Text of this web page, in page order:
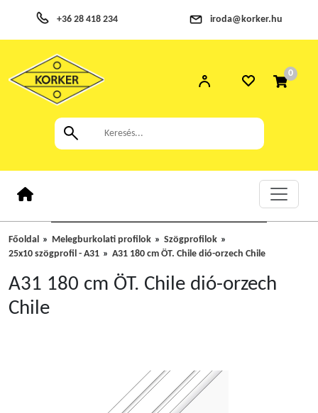
+36 28 418 234 iroda@korker.hu
0
Főoldal Melegburkolati profilok
Szögprofilok
25x10 szögprofil - A31
A31 180 cm ÖT. Chile dió-orzech Chile
A31 180 cm ÖT. Chile dió-orzech
Chile